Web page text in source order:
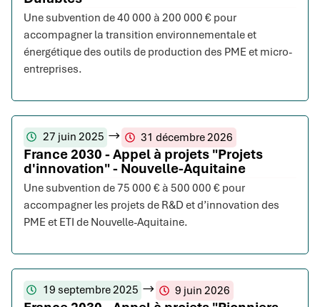
Une subvention de 40 000 à 200 000 € pour
accompagner la transition environnementale et
énergétique des outils de production des PME et micro-
entreprises.
27 juin 2025 31 décembre 2026
France 2030 - Appel à projets "Projets
d'innovation" - Nouvelle-Aquitaine
Une subvention de 75 000 € à 500 000 € pour
accompagner les projets de R&D et d’innovation des
PME et ETI de Nouvelle-Aquitaine.
19 septembre 2025 9 juin 2026